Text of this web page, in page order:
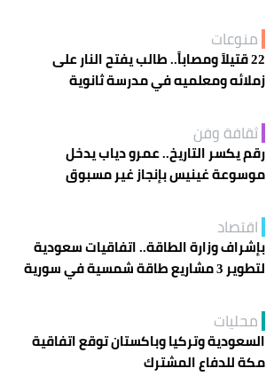
منوعات
22 قتيلاً ومصاباً.. طالب يفتح النار على
زملائه ومعلميه في مدرسة ثانوية
ثقافة وفن
رقم يكسر التاريخ.. عمرو دياب يدخل
موسوعة غينيس بإنجاز غير مسبوق
اقتصاد
بإشراف وزارة الطاقة.. اتفاقيات سعودية
لتطوير 3 مشاريع طاقة شمسية في سورية
محليات
السعودية وتركيا وباكستان توقع اتفاقية
مكة للدفاع المشترك